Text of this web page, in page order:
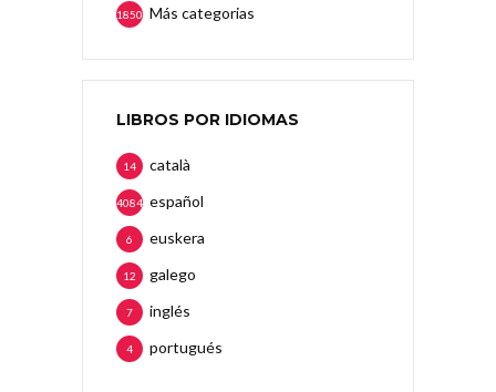
Más categorias
1850
LIBROS POR IDIOMAS
català
14
español
4084
euskera
6
galego
12
inglés
7
portugués
4